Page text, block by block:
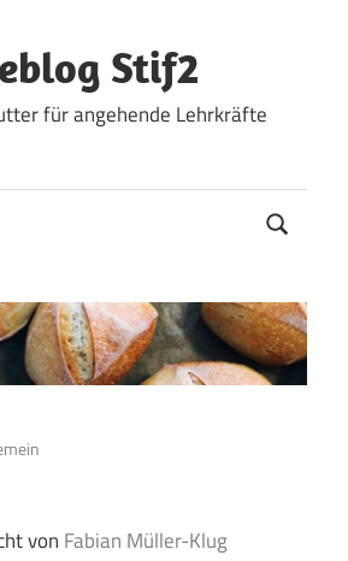
Stif2
für angehende Lehrkräfte
von Fabian Müller-Klug